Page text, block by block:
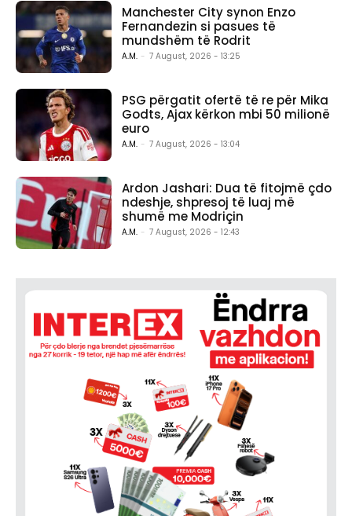
Manchester City synon Enzo
Fernandezin si pasues të
mundshëm të Rodrit
A.M. - 7 August, 2026 - 13:25
PSG përgatit ofertë të re për Mika
Godts, Ajax kërkon mbi 50 milionë
euro
A.M. - 7 August, 2026 - 13:04
Ardon Jashari: Dua të fitojmë çdo
ndeshje, shpresoj të luaj më
shumë me Modriçin
A.M. - 7 August, 2026 - 12:43